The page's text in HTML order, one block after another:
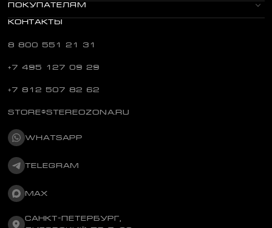
ПОКУПАТЕЛЯМ
КОНТАКТЫ
8 800 551 21 31
+7 495 127 09 29
+7 812 507 82 62
STORE@STEREOZONA.RU
WHATSAPP
TELEGRAM
MAX
САНКТ-ПЕТЕРБУРГ,